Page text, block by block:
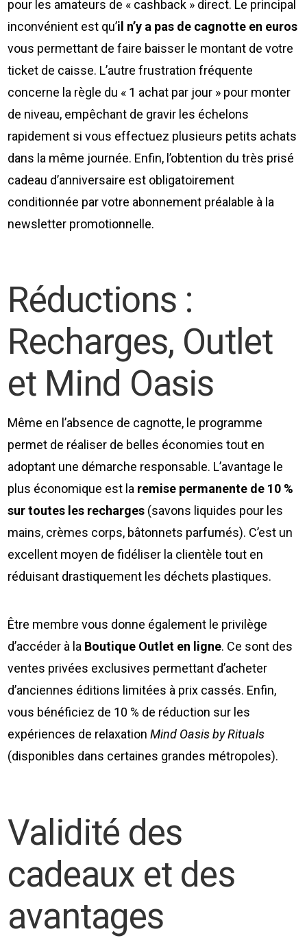
pour les amateurs de « cashback » direct. Le principal
inconvénient est qu’il n’y a pas de cagnotte en euros
vous permettant de faire baisser le montant de votre
ticket de caisse. L’autre frustration fréquente
concerne la règle du « 1 achat par jour » pour monter
de niveau, empêchant de gravir les échelons
rapidement si vous effectuez plusieurs petits achats
dans la même journée. Enfin, l’obtention du très prisé
cadeau d’anniversaire est obligatoirement
conditionnée par votre abonnement préalable à la
newsletter promotionnelle.
Réductions :
Recharges, Outlet
et Mind Oasis
Même en l’absence de cagnotte, le programme
permet de réaliser de belles économies tout en
adoptant une démarche responsable. L’avantage le
plus économique est la remise permanente de 10 %
sur toutes les recharges (savons liquides pour les
mains, crèmes corps, bâtonnets parfumés). C’est un
excellent moyen de fidéliser la clientèle tout en
réduisant drastiquement les déchets plastiques.
Être membre vous donne également le privilège
d’accéder à la Boutique Outlet en ligne. Ce sont des
ventes privées exclusives permettant d’acheter
d’anciennes éditions limitées à prix cassés. Enfin,
vous bénéficiez de 10 % de réduction sur les
expériences de relaxationMind Oasis by Rituals
(disponibles dans certaines grandes métropoles).
Validité des
cadeaux et des
avantages